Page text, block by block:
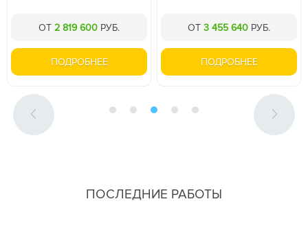
2 819 600РУБ.
ПОДРОБНЕЕ
3 455 640РУБ.
ПОДРОБНЕЕ
ПОСЛЕДНИЕ РАБОТЫ